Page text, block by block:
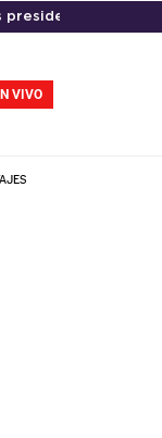
presidenciales en
VIVO